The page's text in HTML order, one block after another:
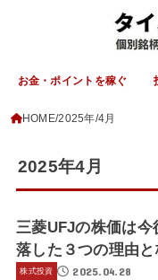
お金・ポイントを稼ぐ
HOME 2025年 4月
2025年4月
三菱UFJの株価は
落した３つの理由
株式投資 2025.04.28